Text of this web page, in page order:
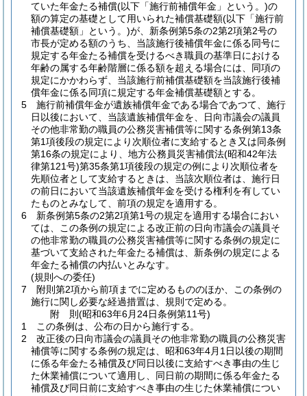
ていた年金たる補償(以下「施行前補償年金」という。)の
額の算定の基礎として用いられた補償基礎額(以下「施行前
補償基礎額」という。)が、新条例第5条の2第2項第2号の
市長が定める額のうち、当該施行後補償年金に係る同号に
規定する年金たる補償を受けるべき職員の基準日における
年齢の属する年齢階層に係る額を超える場合には、同項の
規定にかかわらず、当該施行前補償基礎額を当該施行後補
償年金に係る同項に規定する年金補償基礎額とする。
5
施行前補償年金が遺族補償年金である場合であつて、施行
日以後において、当該遺族補償年金を、日向市議会の議員
その他非常勤の職員の公務災害補償等に関する条例第13条
第1項後段の規定により次順位者に支給するとき又は同条例
第16条の規定により、地方公務員災害補償法(昭和42年法
律第121号)第35条第1項後段の規定の例により次順位者を
先順位者として支給するときは、当該次順位者は、施行日
の前日において当該遺族補償年金を受ける権利を有してい
たものとみなして、前項の規定を適用する。
6
新条例第5条の2第2項第1号の規定を適用する場合におい
ては、この条例の規定による改正前の日向市議会の議員そ
の他非常勤の職員の公務災害補償等に関する条例の規定に
基づいて支給された年金たる補償は、新条例の規定による
年金たる補償の内払いとみなす。
(規則への委任)
7
附則第2項から前項までに定めるもののほか、この条例の
施行に関し必要な経過措置は、規則で定める。
附 則(昭和63年6月24日条例第11号)
1
この条例は、公布の日から施行する。
2
改正後の日向市議会の議員その他非常勤の職員の公務災害
補償等に関する条例の規定は、昭和63年4月1日以後の期間
に係る年金たる補償及び同日以後に支給すべき事由の生じ
た休業補償について適用し、同日前の期間に係る年金たる
補償及び同日前に支給すべき事由の生じた休業補償につい